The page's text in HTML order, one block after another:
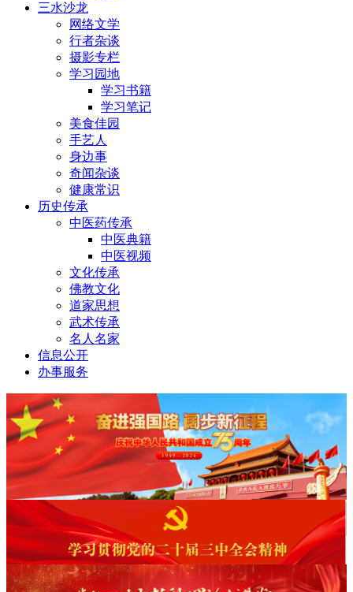
三水沙龙
网络文学
行者杂谈
摄影专栏
学习园地
学习书籍
学习笔记
美食佳园
手艺人
身边事
奇闻杂谈
健康常识
历史传承
中医药传承
中医典籍
中医视频
文化传承
佛教文化
道家思想
武术传承
名人名家
信息公开
办事服务